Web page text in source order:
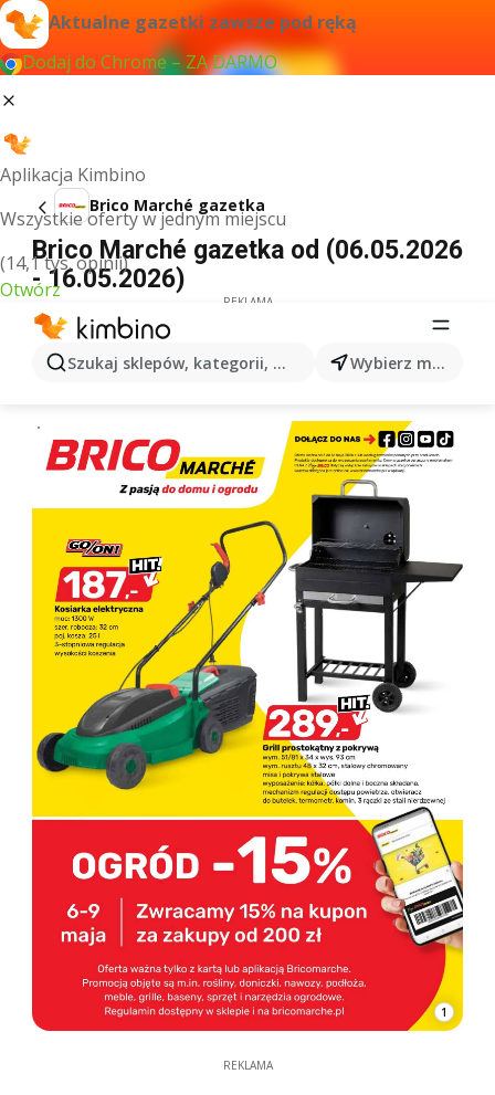
Aktualne gazetki zawsze pod ręką
Dodaj do Chrome – ZA DARMO
Aplikacja Kimbino
Wszystkie oferty w jednym miejscu
(14,1 tys. opinii)
Otwórz
Szukaj sklepów, kategorii, produktów... Wybierz miasto
Brico Marché gazetka
Brico Marché gazetka od (06.05.2026
- 16.05.2026)
REKLAMA
1
REKLAMA